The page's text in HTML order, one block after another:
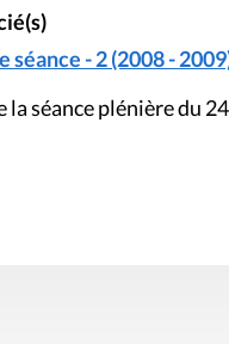
séance - 2 (2008 -
la séance plénière du